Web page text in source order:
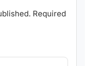
Required